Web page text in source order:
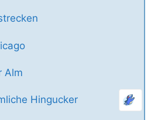
Alm
Hingucker